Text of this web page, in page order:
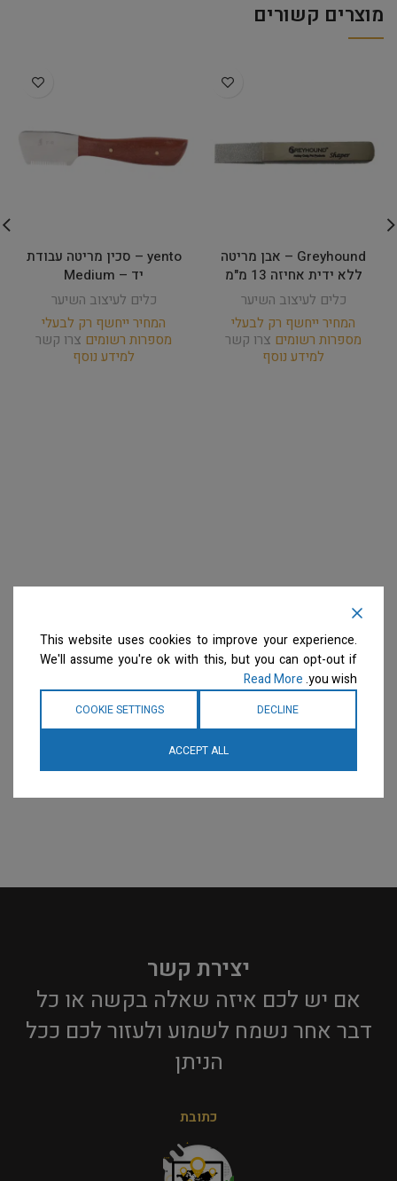
מוצרים קשורים
Greyhound – אבן מריטה
ללא ידית אחיזה 13 מ"מ
כלים לעיצוב השיער
המחיר ייחשף רק לבעלי
מספרות רשומים צרו קשר
למידע נוסף
yento – סכין מריטה עבודת
יד – Medium
כלים לעיצוב השיער
המחיר ייחשף רק לבעלי
מספרות רשומים צרו קשר
למידע נוסף
יצירת קשר
אם יש לכם איזה שאלה בקשה או כל
דבר אחר נשמח לשמוע ולעזור לכם ככל
הניתן​
כתובת
This website uses cookies to improve your experience.
We'll assume you're ok with this, but you can opt-out if
you wish.
Read More
DECLINE
COOKIE SETTINGS
ACCEPT ALL